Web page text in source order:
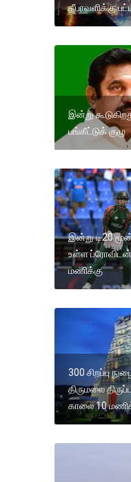
தீபாவளிக்கு
இன்று
பங்கீட்டுக் குழு
இன்று டி20
உள்ள
மணிக்கு
300 சிறப்பு
திருமலை
காலை 10